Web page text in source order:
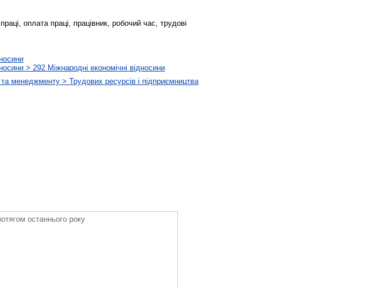
оплата праці, працівник, робочий час, трудові
> 292 Міжнародні економічні відносини
менеджменту > Трудових ресурсів і підприємництва
останнього року